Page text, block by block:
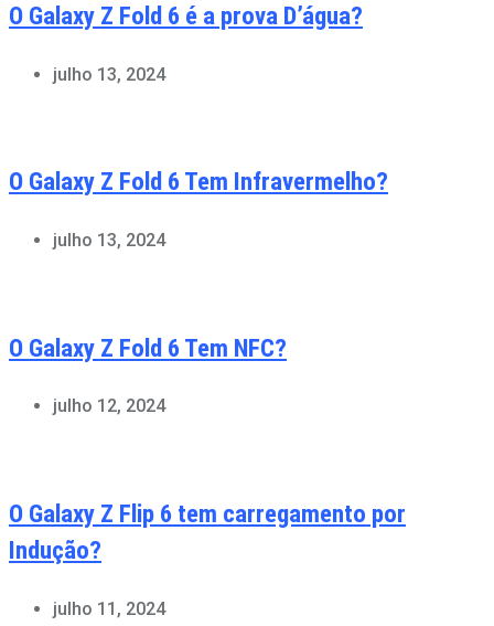
O Galaxy Z Fold 6 é a prova D’água?
julho 13, 2024
O Galaxy Z Fold 6 Tem Infravermelho?
julho 13, 2024
O Galaxy Z Fold 6 Tem NFC?
julho 12, 2024
O Galaxy Z Flip 6 tem carregamento por
Indução?
julho 11, 2024